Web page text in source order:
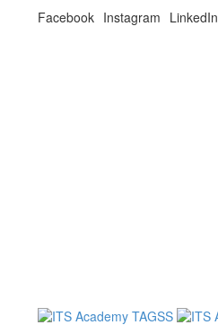
Facebook Instagram LinkedIn